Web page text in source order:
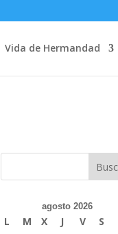
Vida de Hermandad
agosto 2026
L M X J V S